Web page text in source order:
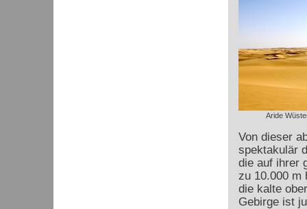
Aride
Von dieser
spektakulär
die auf ihrer
zu 10.000 m
die kalte
Gebirge ist